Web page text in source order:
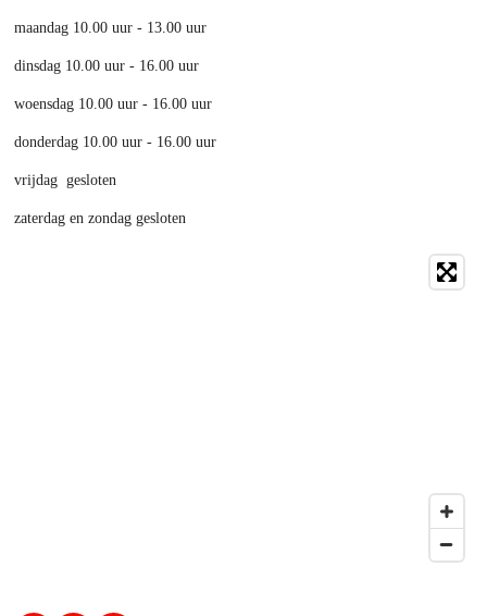
maandag 10.00 uur - 13.00 uur
dinsdag 10.00 uur - 16.00 uur
woensdag 10.00 uur - 16.00 uur
donderdag 10.00 uur - 16.00 uur
vrijdag gesloten
zaterdag en zondag gesloten